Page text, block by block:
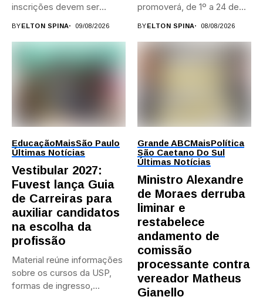
inscrições devem ser
BYELTON SPINA 09/08/2026
promoverá, de 1º a 24 de...
BYELTON SPINA 08/08/2026
EducaçãoMaisSão Paulo
Últimas Notícias
Vestibular 2027:
Fuvest lança Guia
de Carreiras para
auxiliar candidatos
na escolha da
profissão
Material reúne informações
sobre os cursos da USP,
formas de ingresso,
Grande ABCMaisPolítica
São Caetano Do Sul
Últimas Notícias
Ministro Alexandre
de Moraes derruba
liminar e
restabelece
andamento de
comissão
processante contra
vereador Matheus
Gianello